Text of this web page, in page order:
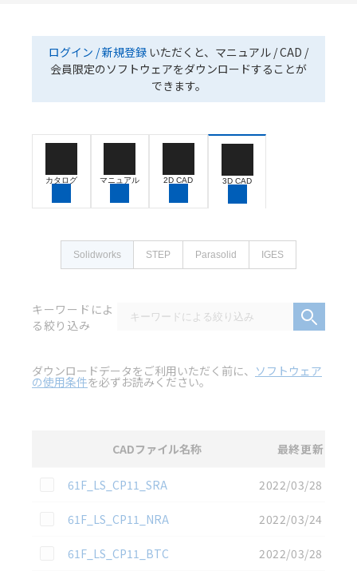
ログイン / 新規登録 いただくと、マニュアル / CAD /
会員限定のソフトウェアをダウンロードすることが
できます。
カタログ マニュアル 2D CAD 3D CAD
Solidworks STEP Parasolid IGES
キーワードによ
る絞り込み
ダウンロードデータをご利用いただく前に、 ソフトウェア
の使用条件を必ずお読みください。
CADファイル名称 最終更新
この資料を選択
61F_LS_CP11_SRA
2022/03/28
この資料を選択
61F_LS_CP11_NRA
2022/03/24
この資料を選択
61F_LS_CP11_BTC
2022/03/28